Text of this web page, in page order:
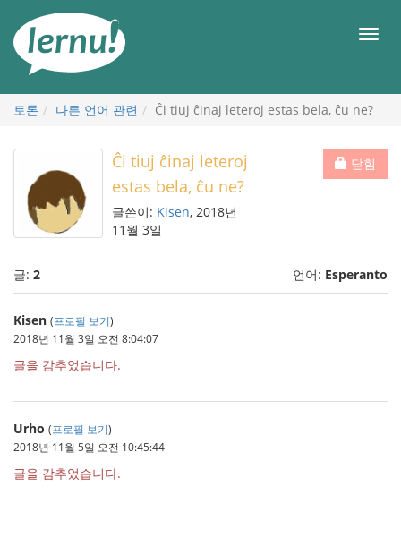
메
토론 다른 언어 관련 Ĉi tiuj ĉinaj leteroj estas bela, ĉu ne?
닫힘
Ĉi tiuj ĉinaj leteroj
estas bela, ĉu ne?
글쓴이: Kisen, 2018년
11월 3일
글: 2 언어: Esperanto
Kisen (프로필 보기)
2018년 11월 3일 오전 8:04:07
글을 감추었습니다.
Urho (프로필 보기)
2018년 11월 5일 오전 10:45:44
글을 감추었습니다.